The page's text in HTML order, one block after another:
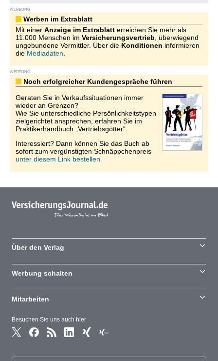
WERBUNG
Werben im Extrablatt
Mit einer Anzeige im Extrablatt erreichen Sie mehr als
11.000 Menschen im Versicherungsvertrieb , überwiegend
ungebundene Vermittler. Über die Konditionen informieren
die Mediadaten
WERBUNG
Noch erfolgreicher Kundengespräche führen
Geraten Sie in Verkaufssituationen immer
wieder an Grenzen?
Wie Sie unterschiedliche Persönlichkeitstypen
zielgerichtet ansprechen, erfahren Sie im
Praktikerhandbuch „Vertriebsgötter“.
Interessiert? Dann können Sie das Buch ab
sofort zum vergünstigten Schnäppchenpreis
unter diesem Link bestellen.
Besuchen Sie uns auch hier
Über den Verlag
Werbung schalten
Mitarbeiten